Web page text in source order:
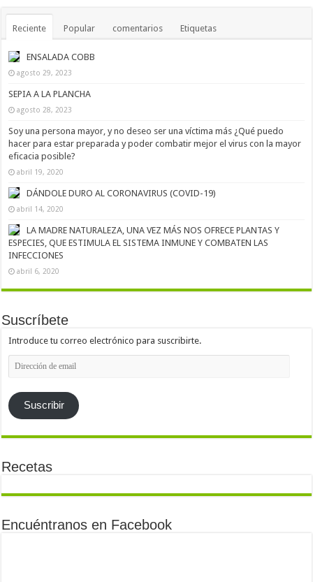
Reciente Popular comentarios Etiquetas
ENSALADA COBB
agosto 29, 2023
SEPIA A LA PLANCHA
agosto 28, 2023
Soy una persona mayor, y no deseo ser una víctima más ¿Qué puedo
hacer para estar preparada y poder combatir mejor el virus con la mayor
eficacia posible?
abril 19, 2020
DÁNDOLE DURO AL CORONAVIRUS (COVID-19)
abril 14, 2020
LA MADRE NATURALEZA, UNA VEZ MÁS NOS OFRECE PLANTAS Y
ESPECIES, QUE ESTIMULA EL SISTEMA INMUNE Y COMBATEN LAS
INFECCIONES
abril 6, 2020
Suscríbete
Introduce tu correo electrónico para suscribirte.
Dirección
de
email
Suscribir
Recetas
Encuéntranos en Facebook